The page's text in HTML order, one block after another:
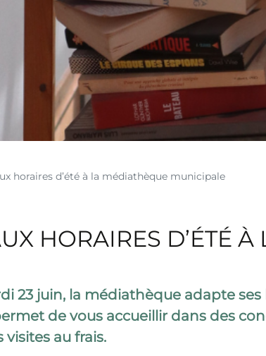
horaires d’été à la médiathèque municipale
HORAIRES D’ÉTÉ
23 juin, la médiathèque adapte ses
de vous accueillir dans des
au frais.